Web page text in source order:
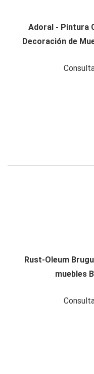
Adoral - Pintura
Decoración de
Rust-Oleum
muebles